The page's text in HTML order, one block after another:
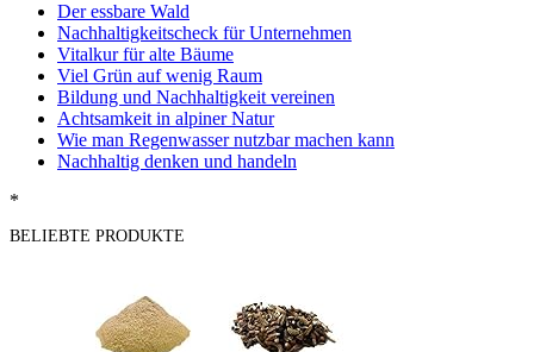
Der essbare Wald
Nachhaltigkeitscheck für Unternehmen
Vitalkur für alte Bäume
Viel Grün auf wenig Raum
Bildung und Nachhaltigkeit vereinen
Achtsamkeit in alpiner Natur
Wie man Regenwasser nutzbar machen kann
Nachhaltig denken und handeln
*
BELIEBTE PRODUKTE